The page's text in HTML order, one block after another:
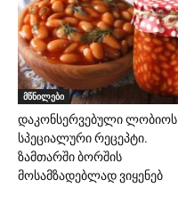
მწნილები
დაკონსერვებული ლობიოს
სპეციალური რეცეპტი.
ზამთარში ბორშის
მოსამზადებლად ვიყენებ